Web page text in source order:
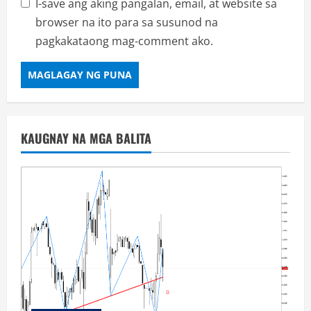
I-save ang aking pangalan, email, at website sa
browser na ito para sa susunod na
pagkakataong mag-comment ako.
KAUGNAY NA MGA BALITA